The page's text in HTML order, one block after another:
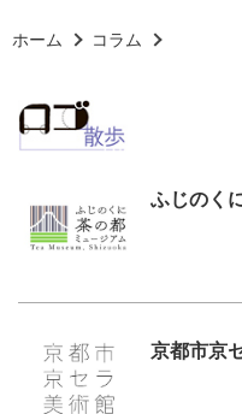
ホーム コラム
ふじのく
京都市京